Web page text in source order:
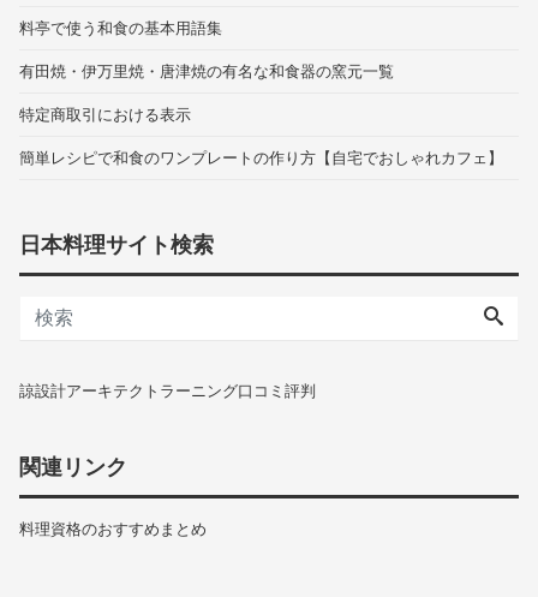
料亭で使う和食の基本用語集
有田焼・伊万里焼・唐津焼の有名な和食器の窯元一覧
特定商取引における表示
簡単レシピで和食のワンプレートの作り方【自宅でおしゃれカフェ】
日本料理サイト検索
諒設計アーキテクトラーニング口コミ評判
関連リンク
料理資格のおすすめまとめ